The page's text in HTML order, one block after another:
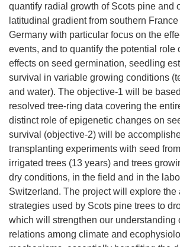
quantify radial growth of Scots pine and
latitudinal gradient from southern
Germany with particular focus on the
events, and to quantify the potential role
effects on seed germination, seedling
survival in variable growing conditions
and water). The objective-1 will be
resolved tree-ring data covering the
distinct role of epigenetic changes on
survival (objective-2) will be
transplanting experiments with seed
irrigated trees (13 years) and trees
dry conditions, in the field and in the
Switzerland. The project will explore the
strategies used by Scots pine trees to
which will strengthen our understanding
relations among climate and